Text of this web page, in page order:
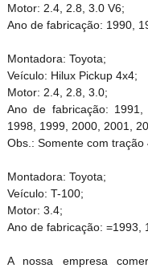
Motor: 2.4, 2.8, 3.0 V6;
Ano de fabricação: 1990,
Montadora: Toyota;
Veículo: Hilux Pickup 4x4;
Motor: 2.4, 2.8, 3.0;
Ano de fabricação:
1998, 1999, 2000, 2001,
Obs.: Somente com tração
Montadora: Toyota;
Veículo: T-100;
Motor: 3.4;
Ano de fabricação: =1993,
A nossa empresa